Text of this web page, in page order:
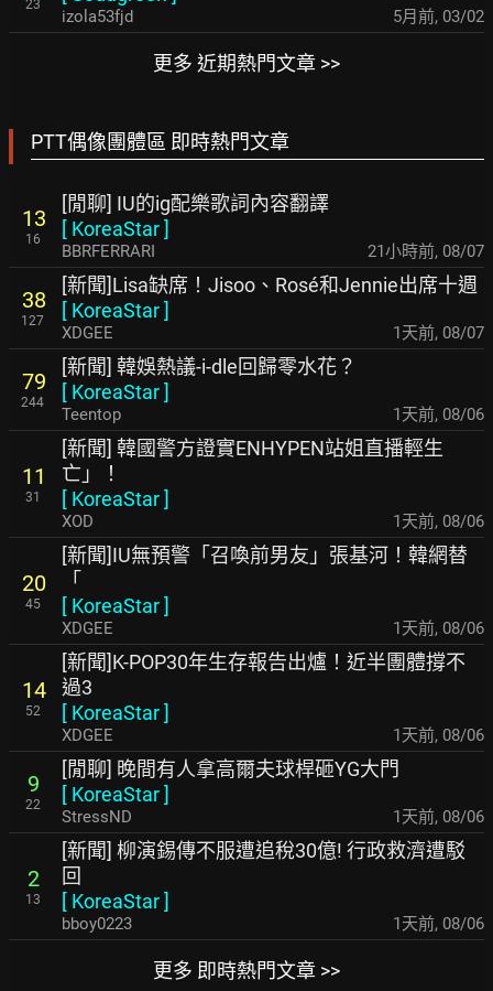
23
izola53fjd 5月前, 03/02
更多 近期熱門文章 >>
PTT偶像團體區 即時熱門文章
13
16
[閒聊] IU的ig配樂歌詞內容翻譯
[ KoreaStar]
BBRFERRARI 21小時前, 08/07
38
127
[新聞]Lisa缺席！Jisoo、Rosé和Jennie出席十週
[ KoreaStar]
XDGEE 1天前, 08/07
79
244
[新聞] 韓娛熱議-i-dle回歸零水花？
[ KoreaStar]
Teentop 1天前, 08/06
11
31
[新聞] 韓國警方證實ENHYPEN站姐直播輕生
亡」！
[ KoreaStar]
XOD 1天前, 08/06
20
45
[新聞]IU無預警「召喚前男友」張基河！韓網替
「
[ KoreaStar]
XDGEE 1天前, 08/06
14
52
[新聞]K-POP30年生存報告出爐！近半團體撐不
過3
[ KoreaStar]
XDGEE 1天前, 08/06
9
22
[閒聊] 晚間有人拿高爾夫球桿砸YG大門
[ KoreaStar]
StressND 1天前, 08/06
2
13
[新聞] 柳演錫傳不服遭追稅30億! 行政救濟遭駁
回
[ KoreaStar]
bboy0223 1天前, 08/06
更多 即時熱門文章 >>